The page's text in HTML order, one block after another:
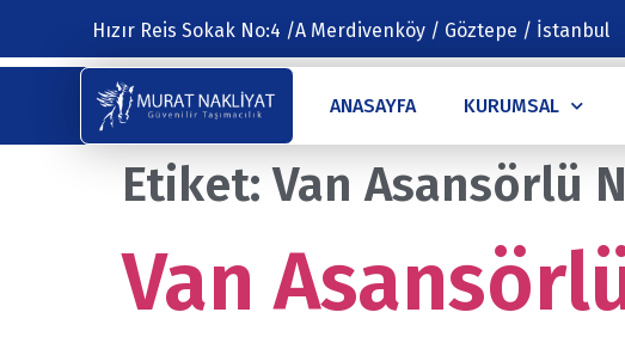
Hızır Reis Sokak No:4 /A Merdivenköy / Göztepe / İstanbul
ANASAYFA KURUMSAL
Etiket:Van Asansörlü
Van